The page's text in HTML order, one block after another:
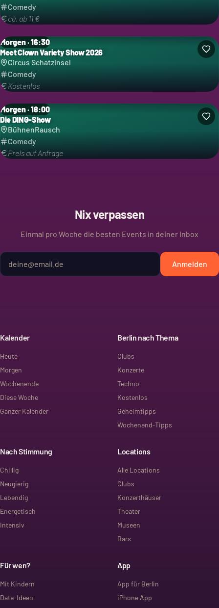
Comedy
ca. ab 11 €
Morgen · 16:30
Meet Clown Variety Show 2026
Circus Schatzinsel
Comedy
Kostenlos
Kategorie: Comedy
Morgen · 18:00
Die DING-Show
BühnenRausch
Comedy
Preis auf Anfrage
Kategorie: Comedy
Nix verpassen
Einmal pro Woche die besten Events in deiner Inbox
Anmelden
Kalender
Heute
Morgen
Wochenende
Diese Woche
Ganzer Kalender
Berlin nach Thema
Clubs
Konzerte
Techno
Kostenlos
Geheimtipps
Wochenend-Tipps
Nach Stimmung
Chillig
Neugierig
Lebendig
Energetisch
Intensiv
Locations
Alle Locations
Clubs
Konzerthäuser
Theater
Museen
Bars
Für wen?
Mit Kindern
Date-Ideen
App
App für Berlin
iPhone App